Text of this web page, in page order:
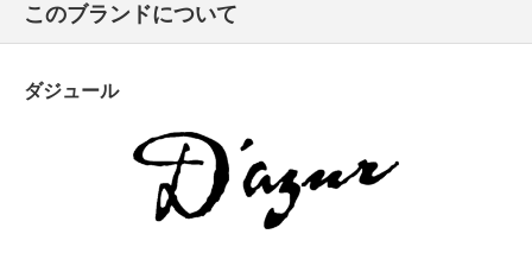
・自然乾燥：日陰の吊り干し
・アイロン仕上げ：可（中温）
・ウエットクリーニング：可
・個体差あり
【原産国（地）】
このブランドについて
ダジュール